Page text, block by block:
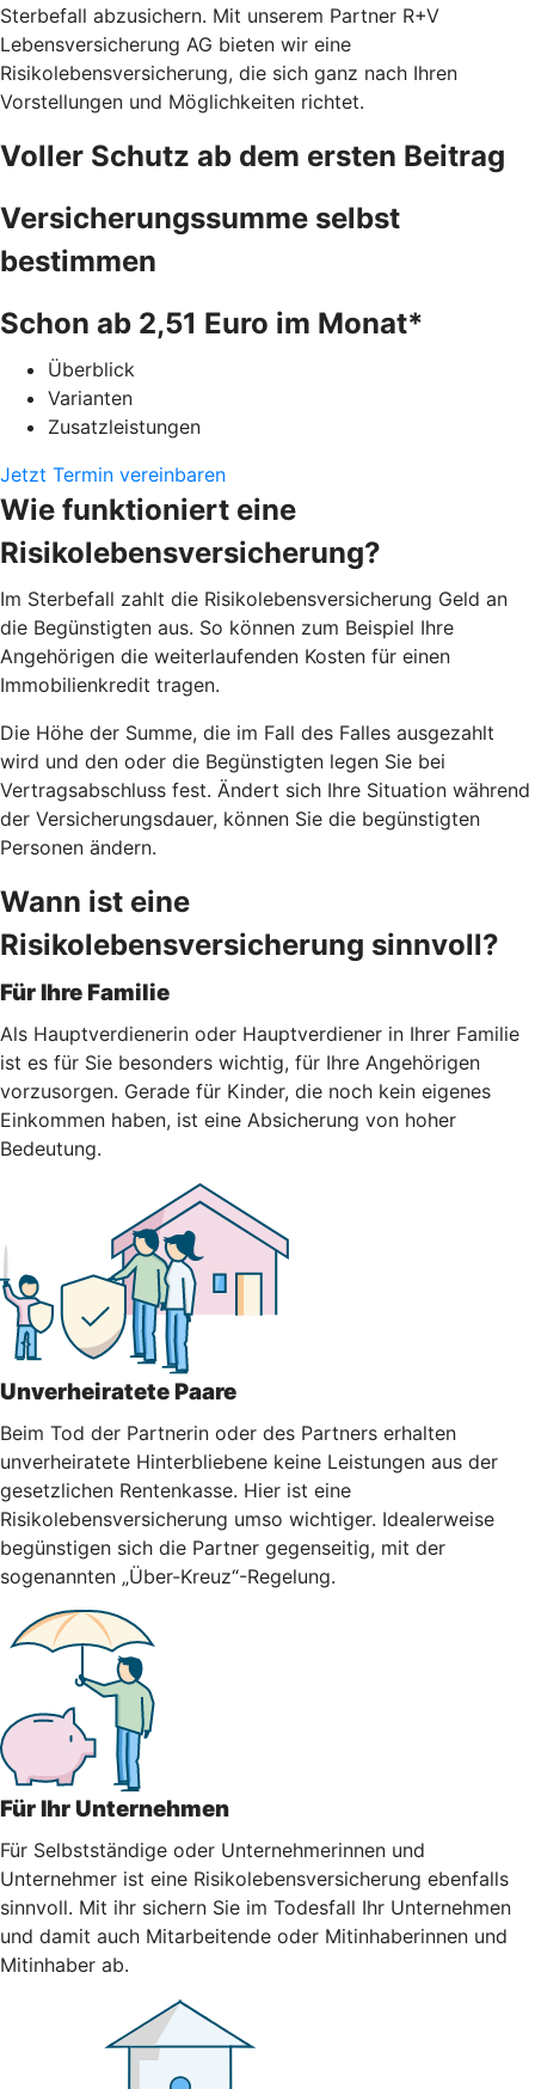
Sterbefall abzusichern. Mit unserem Partner R+V
Lebensversicherung AG bieten wir eine
Risikolebensversicherung, die sich ganz nach Ihren
Vorstellungen und Möglichkeiten richtet.
Voller Schutz ab dem ersten Beitrag
Versicherungssumme selbst
bestimmen
Schon ab 2,51 Euro im Monat*
Überblick
Varianten
Zusatzleistungen
Jetzt Termin vereinbaren
Wie funktioniert eine
Risikolebensversicherung?
Im Sterbefall zahlt die Risikolebensversicherung Geld an
die Begünstigten aus. So können zum Beispiel Ihre
Angehörigen die weiterlaufenden Kosten für einen
Immobilienkredit tragen.
Die Höhe der Summe, die im Fall des Falles ausgezahlt
wird und den oder die Begünstigten legen Sie bei
Vertragsabschluss fest. Ändert sich Ihre Situation während
der Versicherungsdauer, können Sie die begünstigten
Personen ändern.
Wann ist eine
Risikolebensversicherung sinnvoll?
Für Ihre Familie
Als Hauptverdienerin oder Hauptverdiener in Ihrer Familie
ist es für Sie besonders wichtig, für Ihre Angehörigen
vorzusorgen. Gerade für Kinder, die noch kein eigenes
Einkommen haben, ist eine Absicherung von hoher
Bedeutung.
Unverheiratete Paare
Beim Tod der Partnerin oder des Partners erhalten
unverheiratete Hinterbliebene keine Leistungen aus der
gesetzlichen Rentenkasse. Hier ist eine
Risikolebensversicherung umso wichtiger. Idealerweise
begünstigen sich die Partner gegenseitig, mit der
sogenannten „Über-Kreuz“-Regelung.
Für Ihr Unternehmen
Für Selbstständige oder Unternehmerinnen und
Unternehmer ist eine Risikolebensversicherung ebenfalls
sinnvoll. Mit ihr sichern Sie im Todesfall Ihr Unternehmen
und damit auch Mitarbeitende oder Mitinhaberinnen und
Mitinhaber ab.